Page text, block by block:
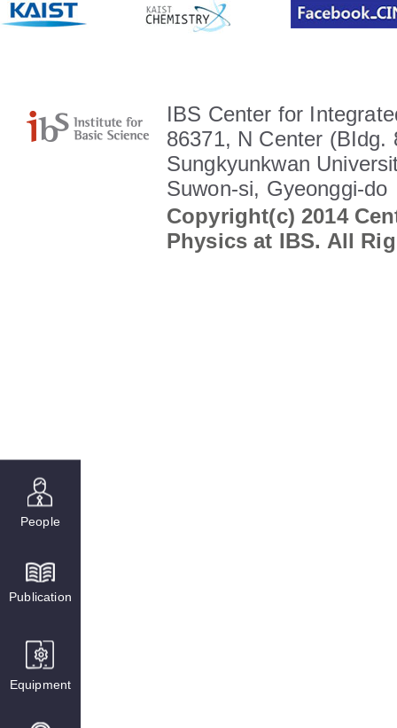
People
Publication
Equipment
IBS Center for
86371, N Center (BIdg.
Sungkyunkwan
Suwon-si, Gyeonggi-do
Copyright(c) 2014
Physics at IBS. All